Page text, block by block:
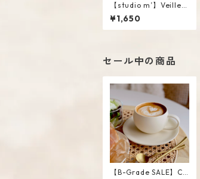
【studio m’】Veillee
Creamer #White / L
¥1,650
セール中の商品
【B-Grade SALE】Cr